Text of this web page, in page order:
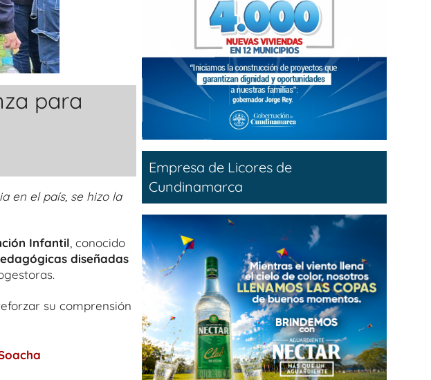
para
en el país, se hizo la
Infantil, conocido
diseñadas
su comprensión
Empresa de Licores de
Cundinamarca